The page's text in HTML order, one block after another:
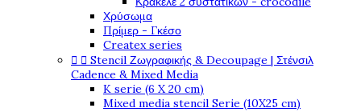
Χρύσωμα
Πρίμερ - Γκέσο
Createx series
  Stencil Ζωγραφικής & Decoupage | Στένσιλ
Cadence & Mixed Media
K serie (6 X 20 cm)
Mixed media stencil Serie (10X25 cm)